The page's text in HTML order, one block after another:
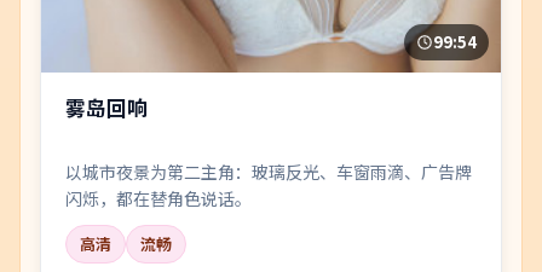
99:54
雾岛回响
以城市夜景为第二主角：玻璃反光、车窗雨滴、广告牌
闪烁，都在替角色说话。
高清
流畅